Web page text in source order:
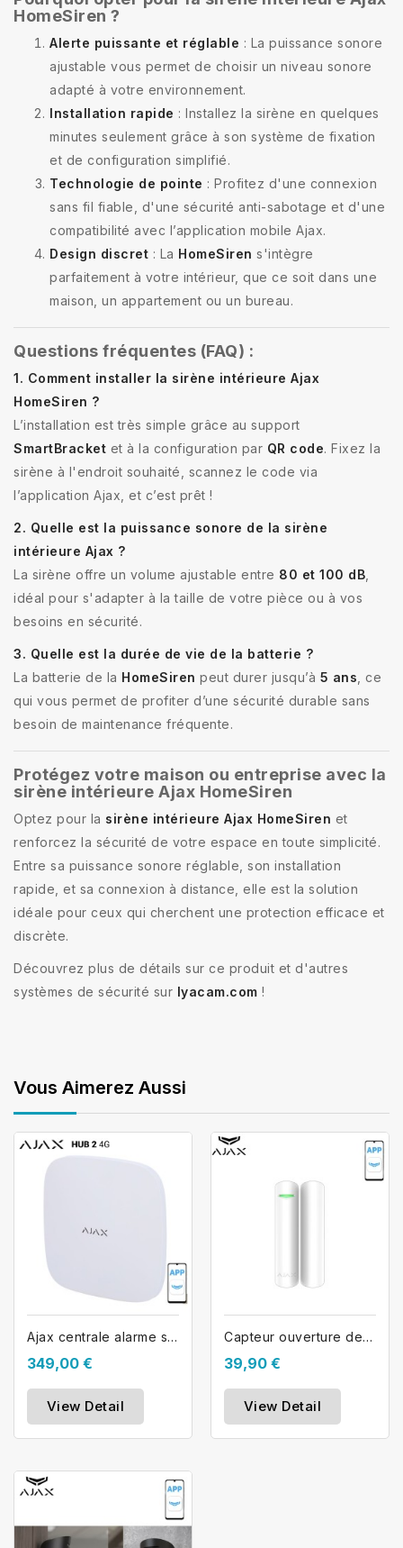
HomeSiren ?
Alerte puissante et réglable : La puissance sonore
ajustable vous permet de choisir un niveau sonore
adapté à votre environnement.
Installation rapide : Installez la sirène en quelques
minutes seulement grâce à son système de fixation
et de configuration simplifié.
Technologie de pointe : Profitez d'une connexion
sans fil fiable, d'une sécurité anti-sabotage et d'une
compatibilité avec l’application mobile Ajax.
Design discret : La HomeSiren s'intègre
parfaitement à votre intérieur, que ce soit dans une
maison, un appartement ou un bureau.
Questions fréquentes (FAQ) :
1. Comment installer la sirène intérieure Ajax
HomeSiren ?
L’installation est très simple grâce au support
SmartBracket et à la configuration par QR code. Fixez la
sirène à l'endroit souhaité, scannez le code via
l’application Ajax, et c’est prêt !
2. Quelle est la puissance sonore de la sirène
intérieure Ajax ?
La sirène offre un volume ajustable entre 80 et 100 dB
idéal pour s'adapter à la taille de votre pièce ou à vos
besoins en sécurité.
3. Quelle est la durée de vie de la batterie ?
La batterie de la HomeSiren peut durer jusqu’à 5 ans , ce
qui vous permet de profiter d’une sécurité durable sans
besoin de maintenance fréquente.
Protégez votre maison ou entreprise avec la
sirène intérieure Ajax HomeSiren
Optez pour la sirène intérieure Ajax HomeSiren et
renforcez la sécurité de votre espace en toute simplicité.
Entre sa puissance sonore réglable, son installation
rapide, et sa connexion à distance, elle est la solution
idéale pour ceux qui cherchent une protection efficace et
discrète.
Découvrez plus de détails sur ce produit et d'autres
systèmes de sécurité sur lyacam.com !
Vous Aimerez Aussi
Ajax centrale alarme sans fil HUB2-4G
349,00 €
View Detail
Capteur ouverture de porte AJAX...
39,90 €
View Detail